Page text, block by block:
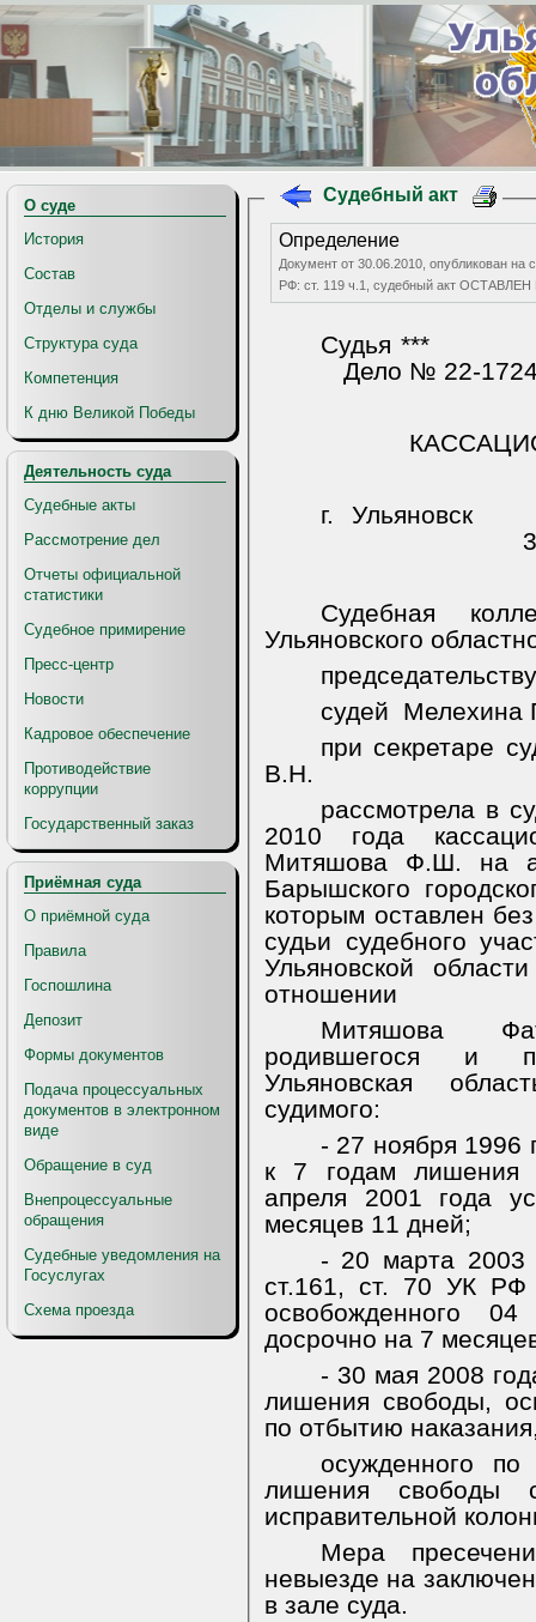
О суде
История
Состав
Отделы и службы
Структура суда
Компетенция
К дню Великой Победы
Деятельность суда
Судебные акты
Рассмотрение дел
Отчеты официальной
статистики
Судебное примирение
Пресс-центр
Новости
Кадровое обеспечение
Противодействие
коррупции
Государственный заказ
Приёмная суда
О приёмной суда
Правила
Госпошлина
Депозит
Формы документов
Подача процессуальных
документов в электронном
виде
Обращение в суд
Внепроцессуальные
обращения
Судебные уведомления на
Госуслугах
Схема проезда
Судебный акт
Определение
Документ от 30.06.2010, опубликован на
РФ: ст. 119 ч.1, судебный акт
Судья ***
Дело № 22-
г.
Ульяновск
Судебная
Ульяновского
судей Мелехина
при секретаре
В.Н.
рассмотрела в
2010 года
Митяшова Ф.Ш. на
Барышского
которым оставлен
судьи судебного
Ульяновской
отношении
Митяшова
родившегося и
Ульяновская
судимого:
- 27 ноября 1996
к 7 годам лишения
апреля 2001 года
месяцев 11 дней;
- 20 марта 2003
ст.161, ст. 70 УК
освобожденного
досрочно на 7
- 30 мая 2008
лишения свободы,
по отбытию
осужденного
лишения свободы
исправительной
Мера
невыезде на
в зале суда.